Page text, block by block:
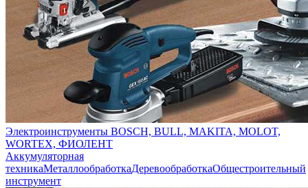
Электроинструменты BOSCH, BULL, MAKITA, MOLOT,
WORTEX, ФИОЛЕНТ
Аккумуляторная
техникаМеталлообработкаДеревообработкаОбщестроительный
инструмент